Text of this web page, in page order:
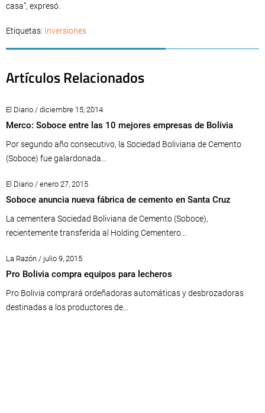
casa”, expresó.
Etiquetas: Inversiones
Artículos Relacionados
El Diario / diciembre 15, 2014
Merco: Soboce entre las 10 mejores empresas de Bolivia
Por segundo año consecutivo, la Sociedad Boliviana de Cemento
(Soboce) fue galardonada...
El Diario / enero 27, 2015
Soboce anuncia nueva fábrica de cemento en Santa Cruz
La cementera Sociedad Boliviana de Cemento (Soboce),
recientemente transferida al Holding Cementero...
La Razón / julio 9, 2015
Pro Bolivia compra equipos para lecheros
Pro Bolivia comprará ordeñadoras automáticas y desbrozadoras
destinadas a los productores de...